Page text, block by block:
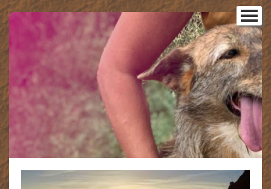
Startseite
Unser Team
▼
Unsere Tiere
Senioren- und Patenhunde ▼
Tiere in Deutschland
Glückskinder 2026
Glückskinder 2025
Glückskinder 2024